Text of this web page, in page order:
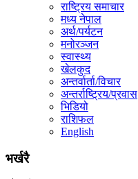
राष्ट्रिय समाचार
मध्य नेपाल
अर्थ/पर्यटन
मनोरञ्जन
स्वास्थ्य
खेलकुद
अन्तर्वार्ता/विचार
अन्तर्राष्ट्रिय/प्रवास
भिडियो
राशिफल
English
भर्खरै